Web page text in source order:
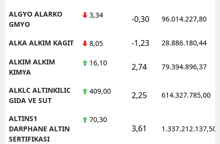
Kırıkkale
Batman
Bartın
ALGYO ALARKO
GMYO
3,34 -0,30 96.014.227,80
ALKA ALKIM KAGIT 8,05 -1,23 28.886.180,44
ALKIM ALKIM
KIMYA
16,10 2,74 79.394.896,37
ALKLC ALTINKILIC
GIDA VE SUT
409,00 2,25 614.327.785,00
ALTINS1
DARPHANE ALTIN
SERTIFIKASI
70,30
3,61 1.337.212.137,50